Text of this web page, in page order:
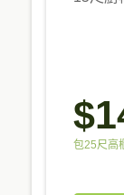
包25尺高